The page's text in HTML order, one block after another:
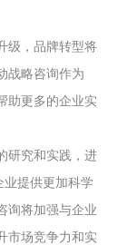
级，品牌转型将
战略咨询作为
助更多的企业实
研究和实践，进
业提供更加科学
询将加强与企业
市场竞争力和实